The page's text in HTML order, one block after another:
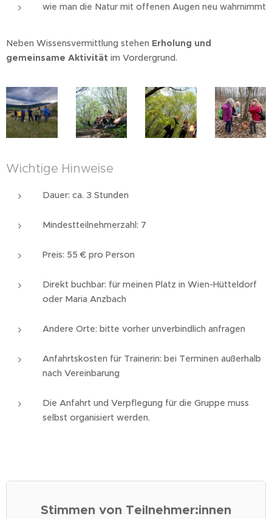
wie man die Natur mit offenen Augen neu wahrnimmt
Neben Wissensvermittlung stehen Erholung und
gemeinsame Aktivität im Vordergrund.
Wichtige Hinweise
Dauer: ca. 3 Stunden
Mindestteilnehmerzahl: 7
Preis: 55 € pro Person
Direkt buchbar: für meinen Platz in Wien-Hütteldorf
oder Maria Anzbach
Andere Orte: bitte vorher unverbindlich anfragen
Anfahrtskosten für Trainerin: bei Terminen außerhalb
nach Vereinbarung
Die Anfahrt und Verpflegung für die Gruppe muss
selbst organisiert werden.
Stimmen von Teilnehmer:innen